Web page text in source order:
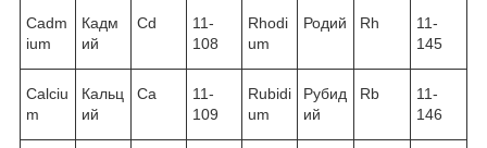
Cadm
ium
Кадм
ий
Cd
11-
108
Rhodi
um
Родий Rh
11-
145
Calciu
m
Кальц
ий
Ca
11-
109
Rubidi
um
Рубид
ий
Rb
11-
146